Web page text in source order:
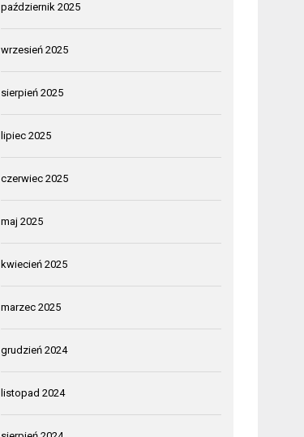
październik 2025
wrzesień 2025
sierpień 2025
lipiec 2025
czerwiec 2025
maj 2025
kwiecień 2025
marzec 2025
grudzień 2024
listopad 2024